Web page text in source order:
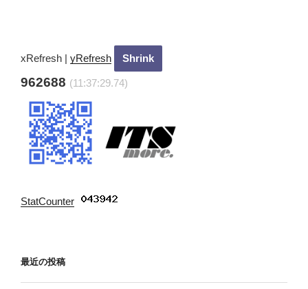
ン
xRefresh | yRefresh
962688 (11:37:30.74)
StatCounter
最近の投稿